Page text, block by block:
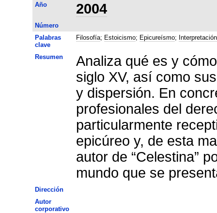
Año 2004
Número
Palabras
clave
Filosofía; Estoicismo; Epicureísmo; Interpretación
Resumen
Analiza qué es y
siglo XV, así como
y dispersión. En
profesionales del
particularmente
epicúreo y, de esta
autor de “Celestina”
mundo que se
Dirección
Autor
corporativo